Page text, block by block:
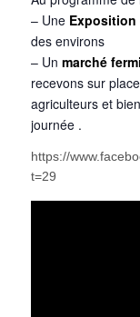
– Une Exposition
des environs
– Un marché
recevons sur
agriculteurs et
journée .
https://
t=29